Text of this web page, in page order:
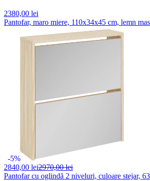
2380,00 lei
Pantofar, maro miere, 110x34x45 cm, lemn
-5%
2840,00 lei2970,00 lei
Pantofar cu oglindă 2 niveluri, culoare stejar,